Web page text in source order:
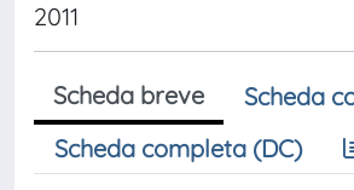
2011
Scheda breve
Scheda
Scheda completa (DC)